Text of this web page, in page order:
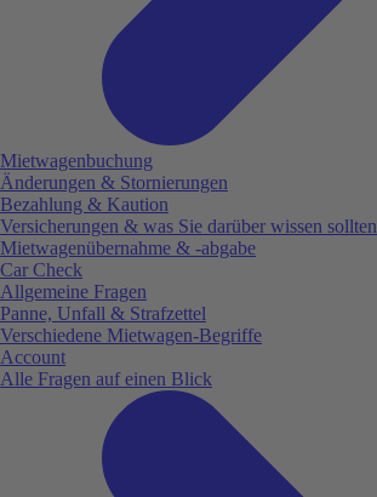
Mietwagenbuchung
Änderungen & Stornierungen
Bezahlung & Kaution
Versicherungen & was Sie darüber wissen sollten
Mietwagenübernahme & -abgabe
Car Check
Allgemeine Fragen
Panne, Unfall & Strafzettel
Verschiedene Mietwagen-Begriffe
Account
Alle Fragen auf einen Blick